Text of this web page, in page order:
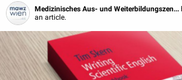
Medizinisches Aus- und Weiterbildungszen...
an article.